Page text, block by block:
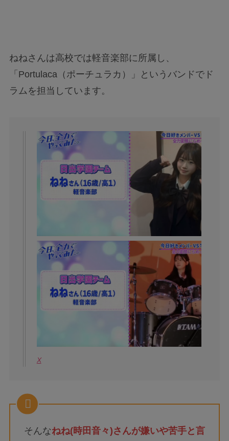
ねねさんは高校では軽音楽部に所属し、
「Portulaca（ポーチュラカ）」というバンドでド
ラムを担当しています。
X
そんなねね(時田音々)さんが嫌いや苦手と言